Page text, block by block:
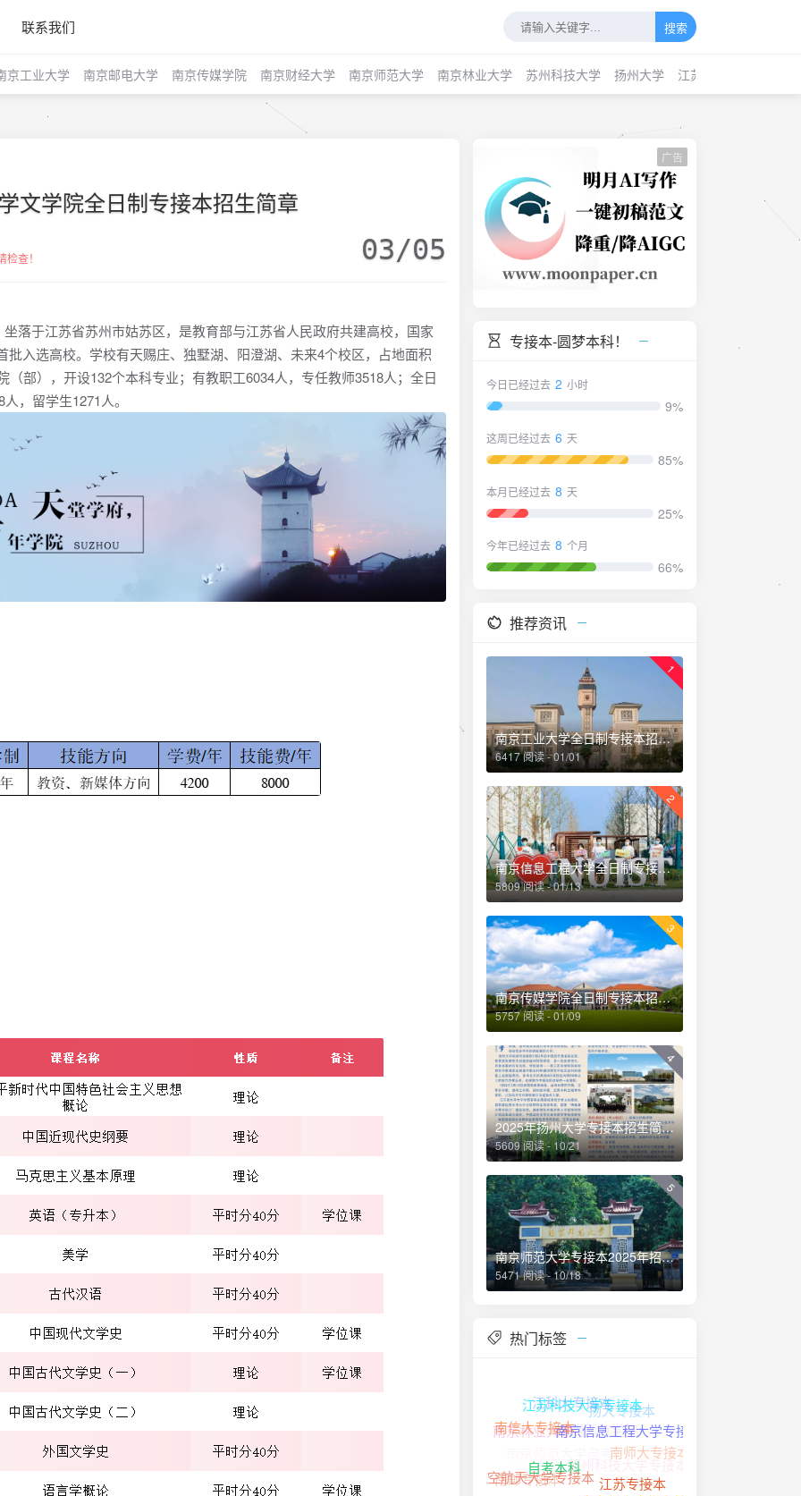
联系我们 搜索
京工业大学 南京邮电大学 南京传媒学院 南京财经大学 南京师范大学 南京林业大学 苏州科技大学 扬州大学 江苏科技大学
文学院全日制专接本招生简章
查！ 03/05
落于江苏省苏州市姑苏区，是教育部与江苏省人民政府共建高校，国家
批入选高校。学校有天赐庄、独墅湖、阳澄湖、未来4个校区，占地面积
部），开设132个本科专业；有教职工6034人，专任教师3518人；全日
，留学生1271人。
广告
专接本-圆梦本科！
今日已经过去 2 小时
9%
这周已经过去 6 天
85%
本月已经过去 8 天
25%
今年已经过去 8 个月
66%
推荐资讯
1
南京工业大学全日制专接本招生简章-专转本落榜考生就读本科另外一种途径
6417 阅读 - 01/01
2
南京信息工程大学全日制专接本招生简章-专转本落榜考生就读本科另外一种途径
5809 阅读 - 01/13
3
南京传媒学院全日制专接本招生简章-专转本落榜考生就读本科另外一种途径
5757 阅读 - 01/09
4
2025年扬州大学专接本招生简介！
5609 阅读 - 10/21
5
南京师范大学专接本2025年招生简章
5471 阅读 - 10/18
热门标签
自考本科
南京信息工程大学专接本
江苏科技大学专接本
南信大专接本
南京航空航天大学专接本
南师大专接本
扬大专接本
江科大专接本
南京林业大学
南邮专接本
苏州科技大学专接本
淮阴师范学院
南京师范大学自考